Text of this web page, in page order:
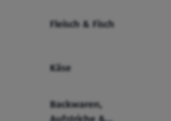
Fleisch & Fisch
Käse
Backwaren,